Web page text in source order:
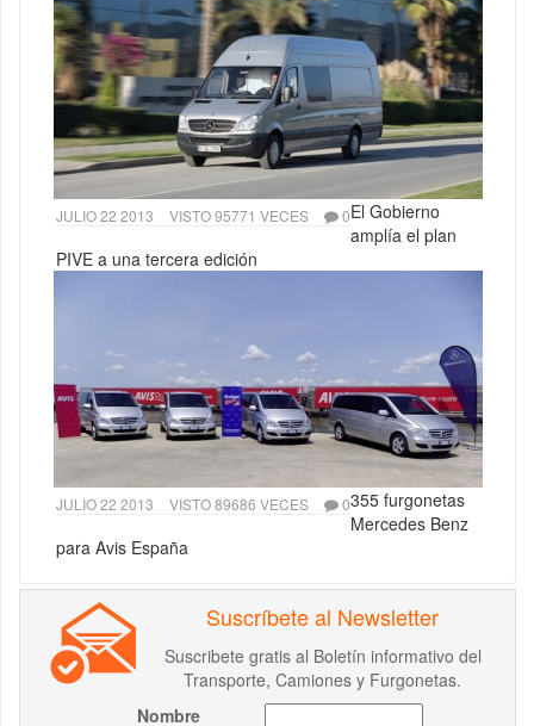
JULIO 22 2013 VISTO 95771 VECES 0El Gobierno
amplía el plan
PIVE a una tercera edición
JULIO 22 2013 VISTO 89686 VECES 0355 furgonetas
Mercedes Benz
para Avis España
Suscríbete al Newsletter
Suscribete gratis al Boletín informativo del
Transporte, Camiones y Furgonetas.
Nombre